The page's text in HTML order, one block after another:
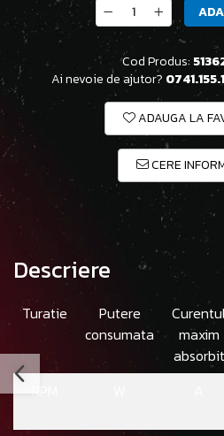
Cod Produs:
Ai nevoie de ajutor?
ADAUGA LA
CERE
Descriere
Turatie
Putere
consumata
maxim
absorbit
RPM